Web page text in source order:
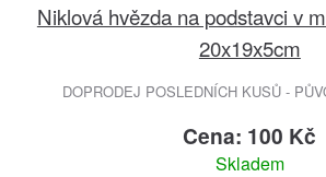
Niklová hvězda na podstavci v
20x19x5cm
DOPRODEJ POSLEDNÍCH KUSŮ -
Cena: 100 Kč
Skladem